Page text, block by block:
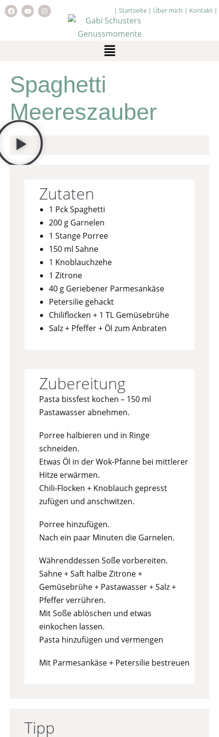
| Startseite| Über mich | Kontakt|
Spaghetti
Meereszauber
Zutaten
1 Pck Spaghetti
200 g Garnelen
1 Stange Porree
150 ml Sahne
1 Knoblauchzehe
1 Zitrone
40 g Geriebener Parmesankäse
Petersilie gehackt
Chiliflocken + 1 TL Gemüsebrühe
Salz + Pfeffer + Öl zum Anbraten
Zubereitung
Pasta bissfest kochen – 150 ml
Pastawasser abnehmen.
Porree halbieren und in Ringe
schneiden.
Etwas Öl in der Wok-Pfanne bei mittlerer
Hitze erwärmen.
Chili-Flocken + Knoblauch gepresst
zufügen und anschwitzen.
Porree hinzufügen.
Nach ein paar Minuten die Garnelen.
Währenddessen Soße vorbereiten.
Sahne + Saft halbe Zitrone +
Gemüsebrühe + Pastawasser + Salz +
Pfeffer verrühren.
Mit Soße ablöschen und etwas
einkochen lassen.
Pasta hinzufügen und vermengen
Mit Parmesankäse + Petersilie bestreuen
Tipp